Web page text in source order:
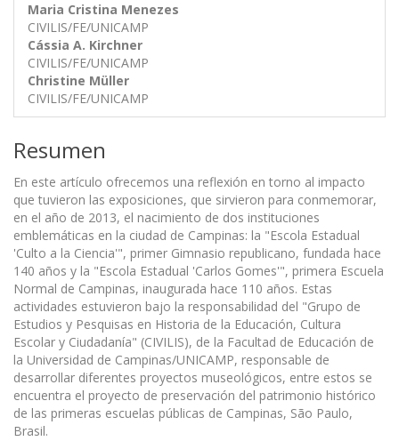
Maria Cristina Menezes
CIVILIS/FE/UNICAMP
Cássia A. Kirchner
CIVILIS/FE/UNICAMP
Christine Müller
CIVILIS/FE/UNICAMP
Resumen
En este artículo ofrecemos una reflexión en torno al impacto
que tuvieron las exposiciones, que sirvieron para conmemorar,
en el año de 2013, el nacimiento de dos instituciones
emblemáticas en la ciudad de Campinas: la "Escola Estadual
'Culto a la Ciencia'", primer Gimnasio republicano, fundada hace
140 años y la "Escola Estadual 'Carlos Gomes'", primera Escuela
Normal de Campinas, inaugurada hace 110 años. Estas
actividades estuvieron bajo la responsabilidad del "Grupo de
Estudios y Pesquisas en Historia de la Educación, Cultura
Escolar y Ciudadanía" (CIVILIS), de la Facultad de Educación de
la Universidad de Campinas/UNICAMP, responsable de
desarrollar diferentes proyectos museológicos, entre estos se
encuentra el proyecto de preservación del patrimonio histórico
de las primeras escuelas públicas de Campinas, São Paulo,
Brasil.